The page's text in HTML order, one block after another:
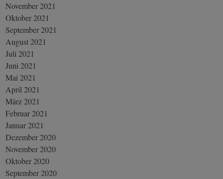
November 2021
Oktober 2021
September 2021
August 2021
Juli 2021
Juni 2021
Mai 2021
April 2021
März 2021
Februar 2021
Januar 2021
Dezember 2020
November 2020
Oktober 2020
September 2020